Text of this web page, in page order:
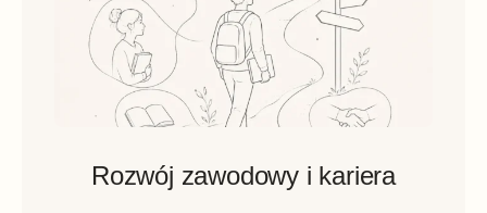
Rozwój zawodowy i kariera